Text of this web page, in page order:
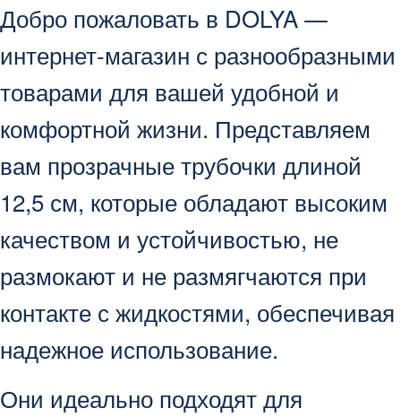
Добро пожаловать в DOLYA —
интернет-магазин с разнообразными
товарами для вашей удобной и
комфортной жизни. Представляем
вам прозрачные трубочки длиной
12,5 см, которые обладают высоким
качеством и устойчивостью, не
размокают и не размягчаются при
контакте с жидкостями, обеспечивая
надежное использование.
Они идеально подходят для